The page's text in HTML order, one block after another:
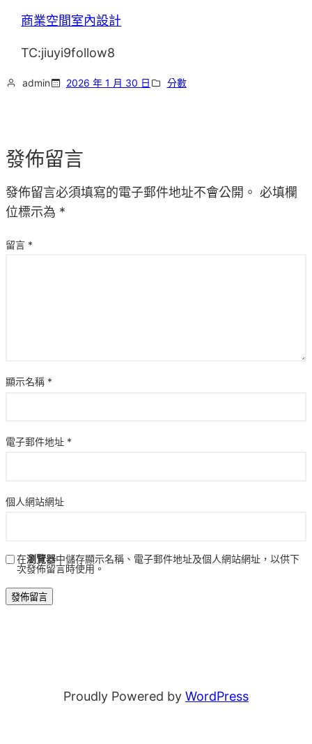
商業空間室內設計
TC:jiuyi9follow8
admin 2026 年 1 月 30 日 分數
發佈留言
發佈留言必須填寫的電子郵件地址不會公開。 必填欄
位標示為 *
留言 *
顯示名稱 *
電子郵件地址 *
個人網站網址
在瀏覽器中儲存顯示名稱、電子郵件地址及個人網站網址，以供下
次發佈留言時使用。
Proudly Powered by WordPress